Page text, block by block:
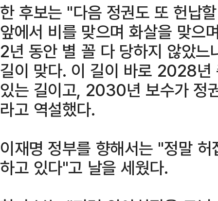
한 후보는 "다음 정권도 또 헌납
앞에서 비를 맞으며 화살을 맞으
2년 동안 별 꼴 다 당하지 않았
길이 맞다. 이 길이 바로 2028년
있는 길이고, 2030년 보수가 정
라고 역설했다.
이재명 정부를 향해서는 "정말
하고 있다"고 날을 세웠다.